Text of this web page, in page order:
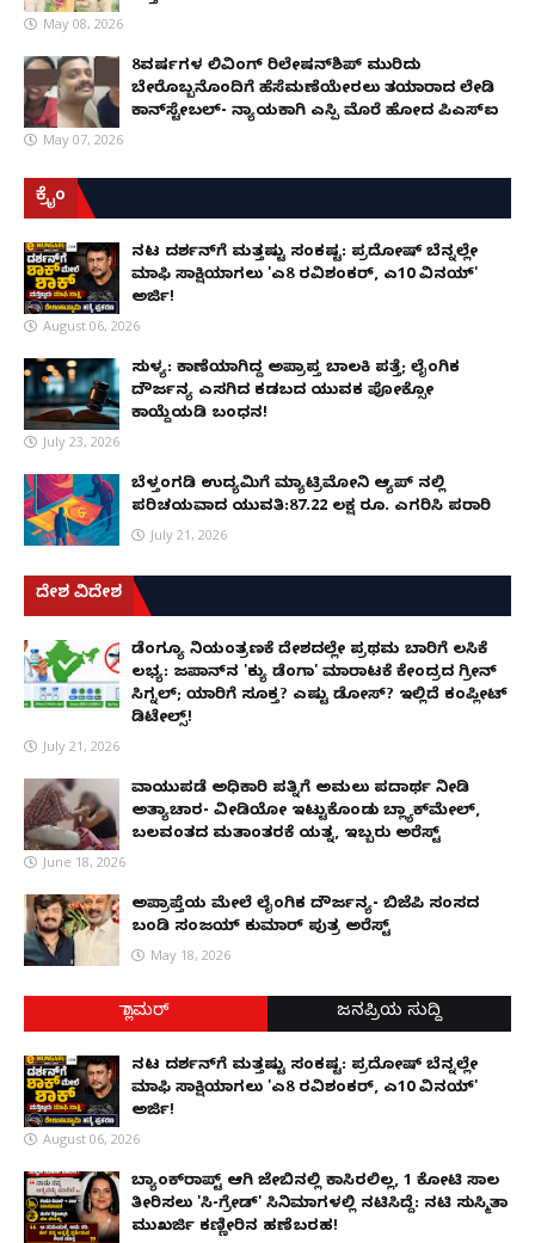
May 08, 2026
8ವರ್ಷಗಳ ಲಿವಿಂಗ್‌ ರಿಲೇಷನ್‌ಶಿಪ್ ಮುರಿದು
ಬೇರೊಬ್ಬನೊಂದಿಗೆ ಹೆಸೆಮಣೆಯೇರಲು ತಯಾರಾದ ಲೇಡಿ
ಕಾನ್‌ಸ್ಟೇಬಲ್- ನ್ಯಾಯಕ್ಕಾಗಿ ಎಸ್ಪಿ ಮೊರೆ ಹೋದ ಪಿಎಸ್ಐ
May 07, 2026
ಕ್ರೈಂ
ನಟ ದರ್ಶನ್‌ಗೆ ಮತ್ತಷ್ಟು ಸಂಕಷ್ಟ: ಪ್ರದೋಷ್ ಬೆನ್ನಲ್ಲೇ
ಮಾಫಿ ಸಾಕ್ಷಿಯಾಗಲು 'ಎ8 ರವಿಶಂಕರ್, ಎ10 ವಿನಯ್'
ಅರ್ಜಿ!
August 06, 2026
ಸುಳ್ಯ: ಕಾಣೆಯಾಗಿದ್ದ ಅಪ್ರಾಪ್ತ ಬಾಲಕಿ ಪತ್ತೆ; ಲೈಂಗಿಕ
ದೌರ್ಜನ್ಯ ಎಸಗಿದ ಕಡಬದ ಯುವಕ ಪೋಕ್ಸೋ
ಕಾಯ್ದೆಯಡಿ ಬಂಧನ!
July 23, 2026
ಬೆಳ್ತಂಗಡಿ ಉದ್ಯಮಿಗೆ ಮ್ಯಾಟ್ರಿಮೋನಿ ಆ್ಯಪ್ ನಲ್ಲಿ
ಪರಿಚಯವಾದ ಯುವತಿ:87.22 ಲಕ್ಷ ರೂ. ಎಗರಿಸಿ ಪರಾರಿ
July 21, 2026
ದೇಶ ವಿದೇಶ
ಡೆಂಗ್ಯೂ ನಿಯಂತ್ರಣಕ್ಕೆ ದೇಶದಲ್ಲೇ ಪ್ರಥಮ ಬಾರಿಗೆ ಲಸಿಕೆ
ಲಭ್ಯ: ಜಪಾನ್‌ನ 'ಕ್ಯು ಡೆಂಗಾ' ಮಾರಾಟಕ್ಕೆ ಕೇಂದ್ರದ ಗ್ರೀನ್
ಸಿಗ್ನಲ್; ಯಾರಿಗೆ ಸೂಕ್ತ? ಎಷ್ಟು ಡೋಸ್? ಇಲ್ಲಿದೆ ಕಂಪ್ಲೀಟ್
ಡಿಟೇಲ್ಸ್!
July 21, 2026
ವಾಯುಪಡೆ ಅಧಿಕಾರಿ ಪತ್ನಿಗೆ ಅಮಲು ಪದಾರ್ಥ ನೀಡಿ
ಅತ್ಯಾಚಾರ- ವೀಡಿಯೋ ಇಟ್ಟುಕೊಂಡು ಬ್ಲ್ಯಾಕ್‌ಮೇಲ್,
ಬಲವಂತದ ಮತಾಂತರಕ್ಕೆ ಯತ್ನ, ಇಬ್ಬರು ಅರೆಸ್ಟ್
June 18, 2026
ಅಪ್ರಾಪ್ತೆಯ ಮೇಲೆ ಲೈಂಗಿಕ ದೌರ್ಜನ್ಯ- ಬಿಜೆಪಿ ಸಂಸದ
ಬಂಡಿ ಸಂಜಯ್ ಕುಮಾರ್ ಪುತ್ರ ಅರೆಸ್ಟ್
May 18, 2026
ಗ್ಲಾಮರ್ ಜನಪ್ರಿಯ ಸುದ್ದಿ
ನಟ ದರ್ಶನ್‌ಗೆ ಮತ್ತಷ್ಟು ಸಂಕಷ್ಟ: ಪ್ರದೋಷ್ ಬೆನ್ನಲ್ಲೇ
ಮಾಫಿ ಸಾಕ್ಷಿಯಾಗಲು 'ಎ8 ರವಿಶಂಕರ್, ಎ10 ವಿನಯ್'
ಅರ್ಜಿ!
August 06, 2026
ಬ್ಯಾಂಕ್‌ರಾಪ್ಟ್‌ ಆಗಿ ಜೇಬಿನಲ್ಲಿ ಕಾಸಿರಲಿಲ್ಲ, ₹1 ಕೋಟಿ ಸಾಲ
ತೀರಿಸಲು 'ಸಿ-ಗ್ರೇಡ್' ಸಿನಿಮಾಗಳಲ್ಲಿ ನಟಿಸಿದ್ದೆ: ನಟಿ ಸುಸ್ಮಿತಾ
ಮುಖರ್ಜಿ ಕಣ್ಣೀರಿನ ಹಣೆಬರಹ!